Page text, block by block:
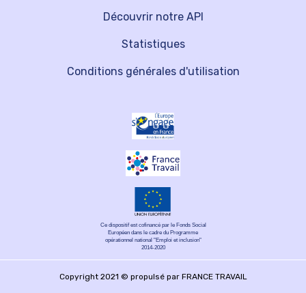
Découvrir notre API
Statistiques
Conditions générales d'utilisation
Ce dispositif est cofinancé par le Fonds Social
Européen dans le cadre du Programme
opérationnel national "Emploi et inclusion"
2014-2020
Copyright 2021 © propulsé par FRANCE TRAVAIL